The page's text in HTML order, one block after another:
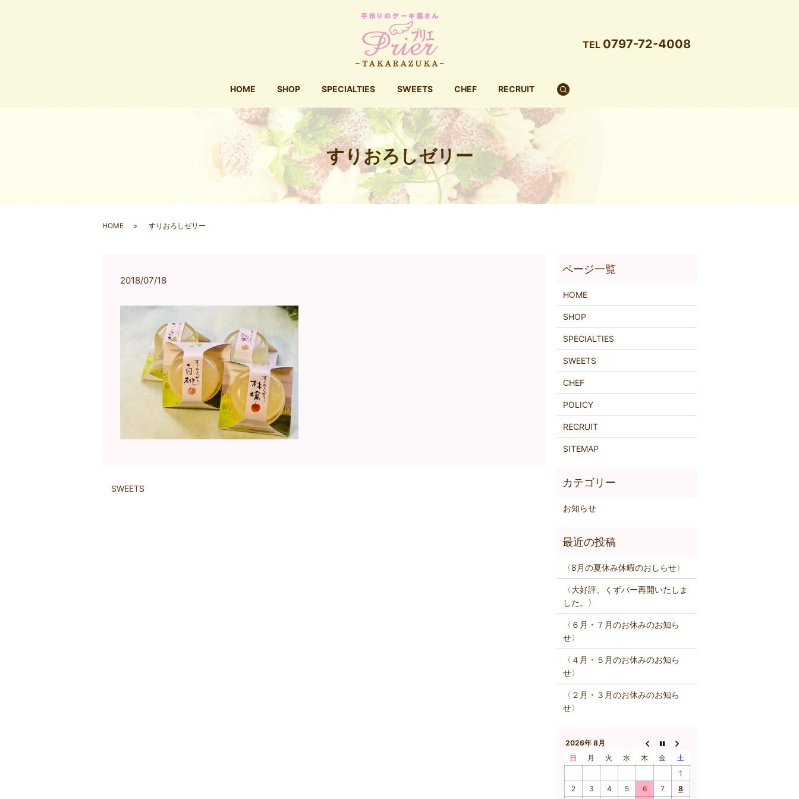
HOME SHOP SPECIALTIES SWEETS CHEF RECRUIT search
TEL 0797-72-4008
すりおろしゼリー
HOME すりおろしゼリー
2018/07/18
SWEETS
HOME
SHOP
SPECIALTIES
SWEETS
CHEF
POLICY
RECRUIT
SITEMAP
お知らせ
〈8月の夏休み休暇のおしらせ〉
〈大好評、くずバー再開いたしま
した。〉
〈６月・７月のお休みのお知ら
せ〉
〈４月・５月のお休みのお知ら
せ〉
〈２月・３月のお休みのお知ら
せ〉
2026年 8月
日
月 火 水 木 金
土
1
2
3 4 5 6 7 8